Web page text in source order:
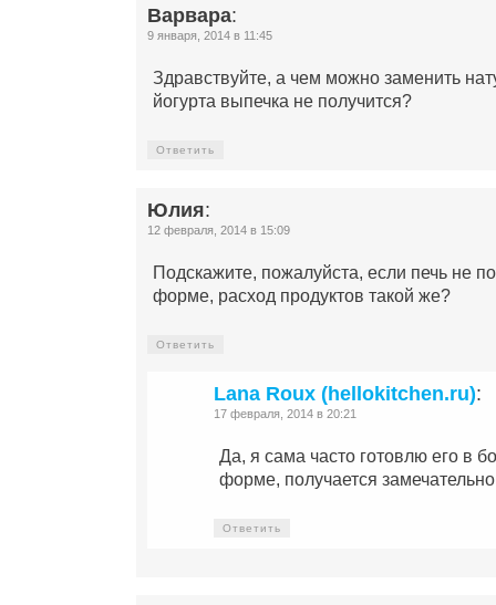
Варвара:
9 января, 2014 в 11:45
Здравствуйте, а чем можно заменить
йогурта выпечка не получится?
Ответить
Юлия:
12 февраля, 2014 в 15:09
Подскажите, пожалуйста, если печь не
форме, расход продуктов такой же?
Ответить
Lana Roux (hellokitchen.ru):
17 февраля, 2014 в 20:21
Да, я сама часто готовлю его в
форме, получается
Ответить